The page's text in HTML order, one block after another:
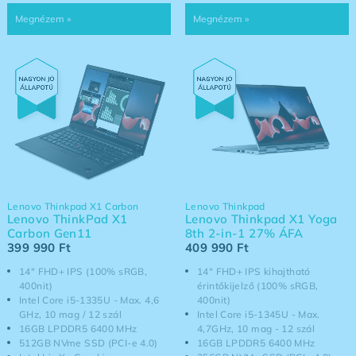
14" FHD+ IPS (100% sRGB,
400nit)
Intel Core i5-1335U - Max. 4,6
GHz, 10 mag / 12 szál
16GB LPDDR5 6400 MHz
512GB NVme SSD (PCI-e 4.0)
Lenovo Thinkpad X1 Carbon
Lenovo ThinkPad X1
Carbon Gen11
399 990 Ft
14" FHD+ IPS kihajtható
érintőkijelző (100% sRGB,
400nit)
Intel Core i5-1345U - Max.
4,7GHz, 10 mag - 12 szál
16GB LPDDR5 6400 MHz
Lenovo Thinkpad
Lenovo Thinkpad X1 Yoga
8th 2-in-1 27% ÁFA
409 990 Ft